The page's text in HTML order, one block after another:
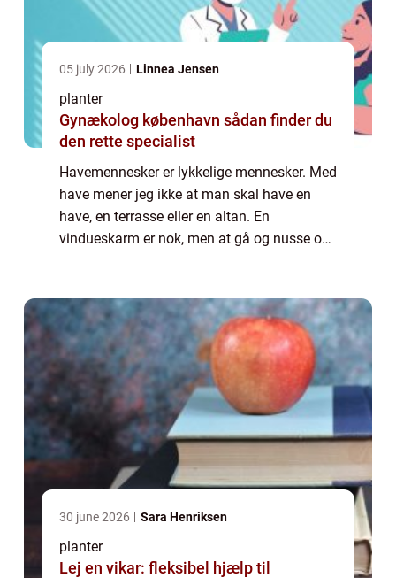
05 july 2026 Linnea Jensen
planter
Gynækolog københavn sådan finder du
den rette specialist
Havemennesker er lykkelige mennesker. Med
have mener jeg ikke at man skal have en
have, en terrasse eller en altan. En
vindueskarm er nok, men at gå og nusse om
30 june 2026 Sara Henriksen
planter
Lej en vikar: fleksibel hjælp til